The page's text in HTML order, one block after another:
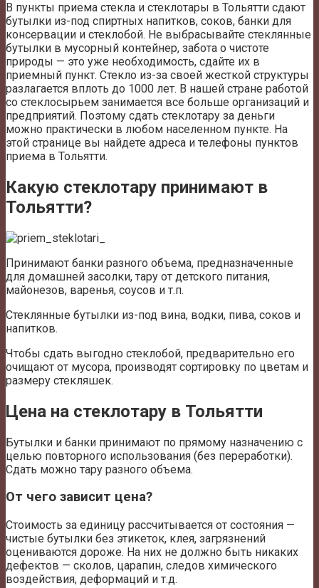
В пункты приема стекла и стеклотары в Тольятти сдают
бутылки из-под спиртных напитков, соков, банки для
консервации и стеклобой. Не выбрасывайте стеклянные
бутылки в мусорный контейнер, забота о чистоте
природы — это уже необходимость, сдайте их в
приемный пункт. Стекло из-за своей жесткой структуры
разлагается вплоть до 1000 лет. В нашей стране работой
со стеклосырьем занимается все больше организаций и
предприятий. Поэтому сдать стеклотару за деньги
можно практически в любом населенном пункте. На
этой странице вы найдете адреса и телефоны пунктов
приема в Тольятти.
Какую стеклотару принимают в
Тольятти?
Принимают банки разного объема, предназначенные
для домашней засолки, тару от детского питания,
майонезов, варенья, соусов и т.п.
Стеклянные бутылки из-под вина, водки, пива, соков и
напитков.
Чтобы сдать выгодно стеклобой, предварительно его
очищают от мусора, производят сортировку по цветам и
размеру стекляшек.
Цена на стеклотару в Тольятти
Бутылки и банки принимают по прямому назначению с
целью повторного использования (без переработки).
Сдать можно тару разного объема.
От чего зависит цена?
Стоимость за единицу рассчитывается от состояния —
чистые бутылки без этикеток, клея, загрязнений
оцениваются дороже. На них не должно быть никаких
дефектов — сколов, царапин, следов химического
воздействия, деформаций и т.д.